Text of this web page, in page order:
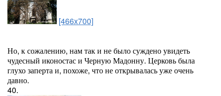
[466x700]
Но, к сожалению, нам так и не было суждено увидеть
чудесный иконостас и Черную Мадонну. Церковь была
глухо заперта и, похоже, что не открывалась уже очень
давно.
40.